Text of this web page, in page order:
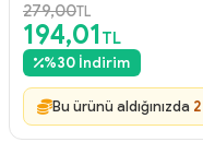
279,00TL
194,01TL
%30 İndirim
Bu ürünü aldığınızda 2